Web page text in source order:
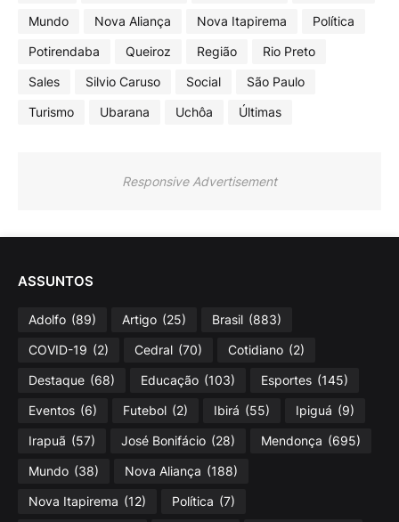
Mundo
Nova Aliança Nova Itapirema
Política
Potirendaba
Queiroz Região
Rio Preto
Sales
Silvio Caruso Social
São Paulo
Turismo
Ubarana Uchôa Últimas
Responsive Advertisement
ASSUNTOS
Adolfo (89) Artigo (25) Brasil (883)
COVID-19 (2) Cedral (70) Cotidiano (2)
Destaque (68) Educação (103) Esportes (145)
Eventos (6) Futebol (2) Ibirá (55) Ipiguá (9)
Irapuã (57) José Bonifácio (28) Mendonça (695)
Mundo (38) Nova Aliança (188)
Nova Itapirema (12) Política (7)